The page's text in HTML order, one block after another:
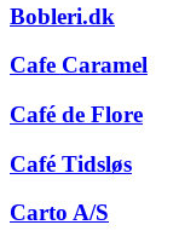
Bobleri.dk
Cafe Caramel
Café de Flore
Café Tidsløs
Carto A/S